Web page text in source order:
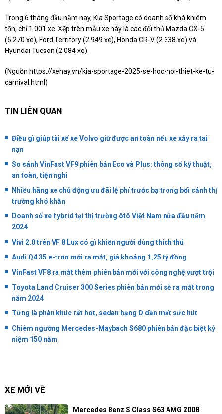
Trong 6 tháng đầu năm nay, Kia Sportage có doanh số khá khiêm
tốn, chỉ 1.001 xe. Xếp trên mẫu xe này là các đối thủ Mazda CX-5
(5.270 xe), Ford Territory (2.949 xe), Honda CR-V (2.338 xe) và
Hyundai Tucson (2.084 xe).
(Nguồn https://xehay.vn/kia-sportage-2025-se-hoc-hoi-thiet-ke-tu-
carnival.html )
TIN LIÊN QUAN
Điều gì giúp tài xế xe Volvo giữ được an toàn nếu xe xảy ra tai
nạn
So sánh VinFast VF9 phiên bản Eco và Plus: thông số kỹ thuật,
an toàn, tiện nghi
Nhiều hãng xe chủ động ưu đãi lệ phí trước bạ trong bối cảnh thị
trường khó khăn
Doanh số xe hybrid tại thị trường ôtô Việt Nam nửa đầu năm
2024
Vivi 2.0 trên VF 8 Lux có gì khiến người dùng thích thú
Audi Q4 35 e-tron mới ra mắt, giá khoảng 1,25 tỷ đồng
VinFast VF8 ra mắt thêm phiên bản mới với công nghệ vượt trội
Toyota Land Cruiser 300 Series phiên bản mới sẽ ra mắt trong
năm 2024
Từng là phân khúc rất hot, sedan hạng D dần mất sức hút
Chiêm ngưỡng Mercedes-Maybach S680 phiên bản đặc biệt kỷ
niệm 150 năm
XE MỚI VỀ
Mercedes Benz S Class S63 AMG 2008